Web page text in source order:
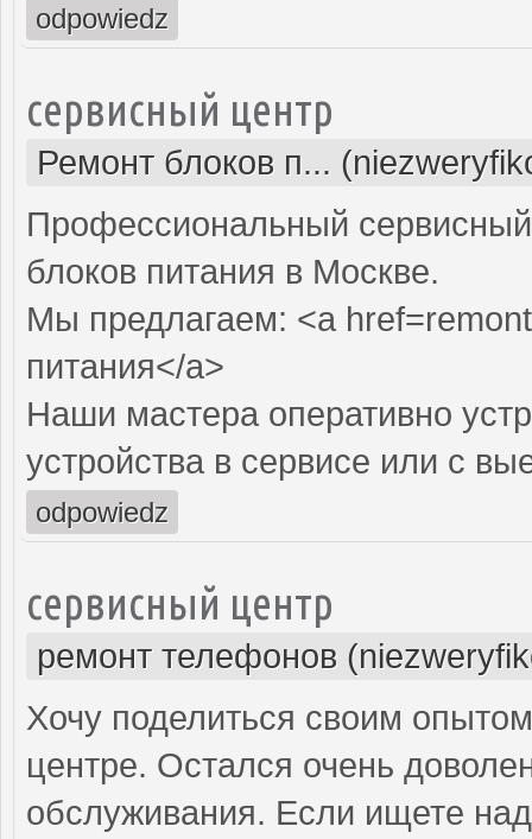
odpowiedz
сервисный центр
Ремонт блоков п...
Профессиональный
блоков питания в Москве.
Мы предлагаем: <a
питания</a>
Наши мастера оперативно
устройства в сервисе или с
odpowiedz
сервисный центр
ремонт телефонов
Хочу поделиться своим
центре. Остался очень
обслуживания. Если ищете